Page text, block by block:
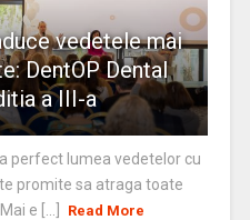
vedetele mai
DentOP Dental
a III-a
perfect lumea vedetelor cu
promite sa atraga toate
e [...]
Read More